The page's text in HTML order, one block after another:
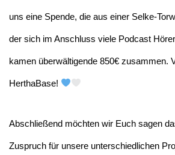
uns eine Spende, die aus einer Selke-
der sich im Anschluss viele Podcast
kamen überwältigende 850€ zusammen.
HerthaBase!
Abschließend möchten wir Euch sagen
Zuspruch für unsere unterschiedlichen